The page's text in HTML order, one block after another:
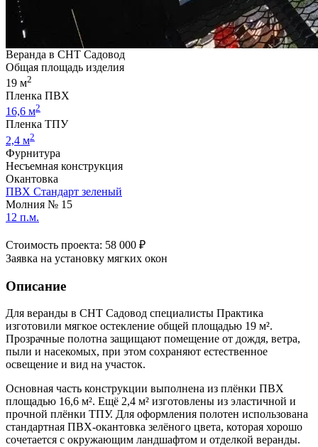
Веранда в СНТ Садовод
Общая площадь изделия
19 м2
Пленка ПВХ
16,6 м2
Пленка ТПУ
2,4 м2
Фурнитура
Несъемная конструкция
Окантовка
ПВХ Стандарт зеленый
Молния № 15
12 п.м.
Стоимость проекта: 58 000 ₽
Заявка на установку мягких окон
Описание
Для веранды в СНТ Садовод специалисты Практика
изготовили мягкое остекление общей площадью 19 м².
Прозрачные полотна защищают помещение от дождя, ветра,
пыли и насекомых, при этом сохраняют естественное
освещение и вид на участок.
Основная часть конструкции выполнена из плёнки ПВХ
площадью 16,6 м². Ещё 2,4 м² изготовлены из эластичной и
прочной плёнки ТПУ. Для оформления полотен использована
стандартная ПВХ-окантовка зелёного цвета, которая хорошо
сочетается с окружающим ландшафтом и отделкой веранды.